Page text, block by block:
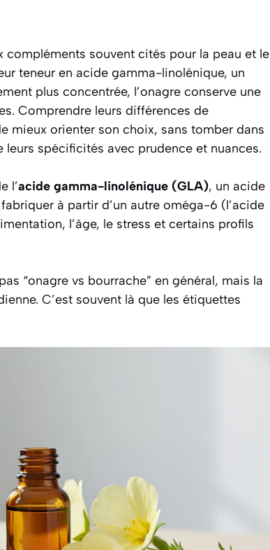
compléments souvent cités pour la peau et le
teneur en acide gamma-linolénique, un
plus concentrée, l’onagre conserve une
Comprendre leurs différences de
mieux orienter son choix, sans tomber dans
spécificités avec prudence et nuances.
l’acide gamma-linolénique (GLA), un acide
à partir d’un autre oméga-6 (l’acide
l’âge, le stress et certains profils
“onagre vs bourrache” en général, mais la
C’est souvent là que les étiquettes